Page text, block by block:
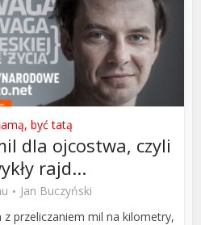
być tatą
dla ojcostwa, czyli
rajd...
Jan Buczyński
przeliczaniem mil na kilometry,